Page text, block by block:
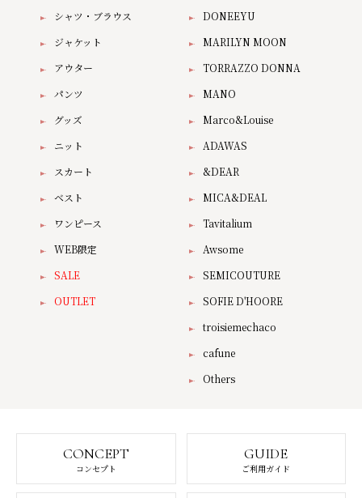
シャツ・ブラウス
ジャケット
アウター
パンツ
グッズ
ニット
スカート
ベスト
ワンピース
WEB限定
SALE
OUTLET
DONEEYU
MARILYN MOON
TORRAZZO DONNA
MANO
Marco&Louise
ADAWAS
&DEAR
MICA&DEAL
Tavitalium
Awsome
SEMICOUTURE
SOFIE D'HOORE
troisiemechaco
cafune
Others
CONCEPT
コンセプト
GUIDE
ご利用ガイド